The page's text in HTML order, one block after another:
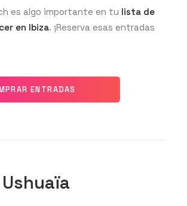
es algo importante en tu lista de
en Ibiza. ¡Reserva esas entradas
ENTRADAS
Ushuaïa